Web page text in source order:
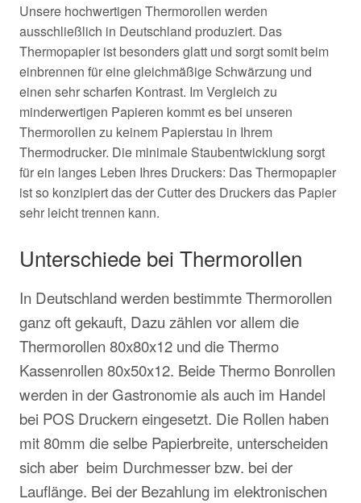
Unsere hochwertigen Thermorollen werden
ausschließlich in Deutschland produziert. Das
Thermopapier ist besonders glatt und sorgt somit beim
einbrennen für eine gleichmäßige Schwärzung und
einen sehr scharfen Kontrast. Im Vergleich zu
minderwertigen Papieren kommt es bei unseren
Thermorollen zu keinem Papierstau in Ihrem
Thermodrucker. Die minimale Staubentwicklung sorgt
für ein langes Leben Ihres Druckers: Das Thermopapier
ist so konzipiert das der Cutter des Druckers das Papier
sehr leicht trennen kann.
Unterschiede bei Thermorollen
In Deutschland werden bestimmte Thermorollen
ganz oft gekauft, Dazu zählen vor allem die
Thermorollen 80x80x12 und die Thermo
Kassenrollen 80x50x12. Beide Thermo Bonrollen
werden in der Gastronomie als auch im Handel
bei POS Druckern eingesetzt. Die Rollen haben
mit 80mm die selbe Papierbreite, unterscheiden
sich aber beim Durchmesser bzw. bei der
Lauflänge. Bei der Bezahlung im elektronischen